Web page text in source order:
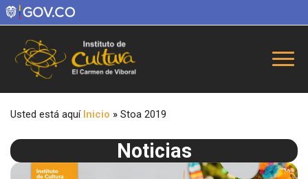
Usted está aquí Inicio » Stoa 2019
Noticias